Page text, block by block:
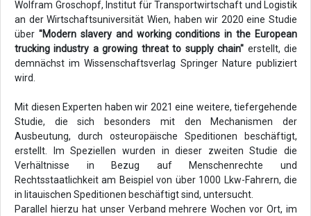
Wolfram Groschopf, Institut für Transportwirtschaft und Logistik
an der Wirtschaftsuniversität Wien, haben wir 2020 eine Studie
über "Modern slavery and working conditions in the European
trucking industry a growing threat to supply chain" erstellt, die
demnächst im Wissenschaftsverlag Springer Nature publiziert
wird.
Mit diesen Experten haben wir 2021 eine weitere, tiefergehende
Studie, die sich besonders mit den Mechanismen der
Ausbeutung, durch osteuropäische Speditionen beschäftigt,
erstellt. Im Speziellen wurden in dieser zweiten Studie die
Verhältnisse in Bezug auf Menschenrechte und
Rechtsstaatlichkeit am Beispiel von über 1000 Lkw-Fahrern, die
in litauischen Speditionen beschäftigt sind, untersucht.
Parallel hierzu hat unser Verband mehrere Wochen vor Ort, im